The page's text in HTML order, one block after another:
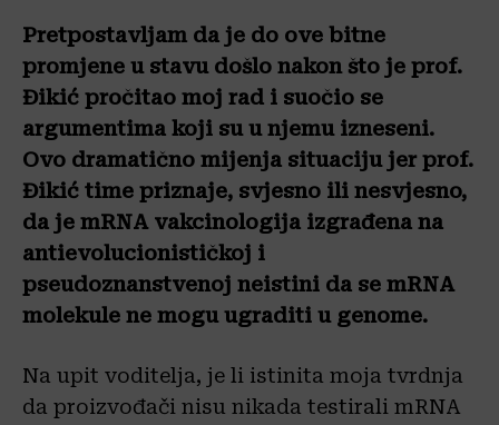
Pretpostavljam da je do ove bitne
promjene u stavu došlo nakon što je prof.
Đikić pročitao moj rad i suočio se
argumentima koji su u njemu izneseni.
Ovo dramatično mijenja situaciju jer prof.
Đikić time priznaje, svjesno ili nesvjesno,
da je mRNA vakcinologija izgrađena na
antievolucionističkoj i
pseudoznanstvenoj neistini da se mRNA
molekule ne mogu ugraditi u genome.
Na upit voditelja, je li istinita moja tvrdnja
da proizvođači nisu nikada testirali mRNA